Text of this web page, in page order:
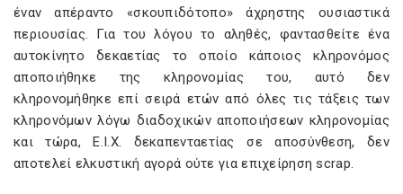
έναν απέραντο «σκουπιδότοπο» άχρηστης ουσιαστικά
περιουσίας. Για του λόγου το αληθές, φαντασθείτε ένα
αυτοκίνητο δεκαετίας το οποίο κάποιος κληρονόμος
αποποιήθηκε της κληρονομίας του, αυτό δεν
κληρονομήθηκε επί σειρά ετών από όλες τις τάξεις των
κληρονόμων λόγω διαδοχικών αποποιήσεων κληρονομίας
και τώρα, Ε.Ι.Χ. δεκαπενταετίας σε αποσύνθεση, δεν
αποτελεί ελκυστική αγορά ούτε για επιχείρηση scrap.